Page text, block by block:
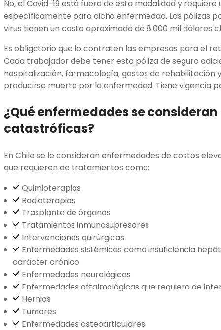
No, el Covid-19 está fuera de esta modalidad y
específicamente para dicha enfermedad. Las pólizas
virus tienen un costo aproximado de 8.000 mil dólares
Es obligatorio que lo contraten las empresas para el
Cada trabajador debe tener esta póliza de seguro
hospitalización, farmacología, gastos de rehabilitación
producirse muerte por la enfermedad. Tiene vigencia
¿Qué enfermedades se
catastróficas?
En Chile se le consideran enfermedades de costos
que requieren de tratamientos como:
Quimioterapias
Radioterapias
Trasplante de órganos
Tratamientos inmunosupresores
Intervenciones quirúrgicas
Enfermedades sistémicas como insuficiencia
carácter crónico
Enfermedades neurológicas
Enfermedades oftalmológicas que requiera de
Hernias
Tumores
Enfermedades osteoarticulares